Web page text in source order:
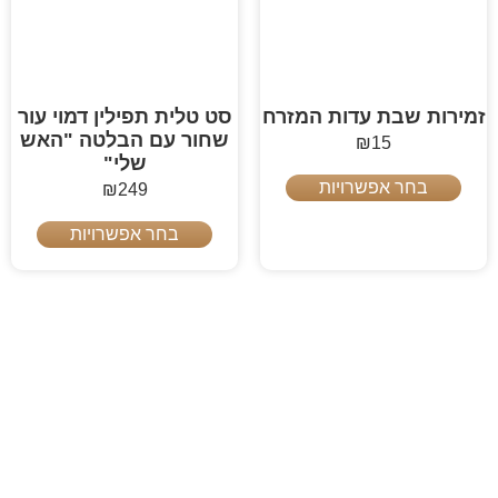
זמירות שבת עדות המזרח
₪15
בחר אפשרויות
סט טלית תפילין דמוי עור
שחור עם הבלטה "האש
שלי"
₪249
בחר אפשרויות